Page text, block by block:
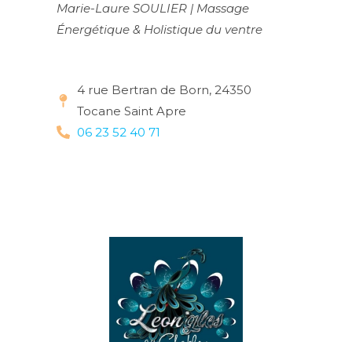
Marie-Laure SOULIER | Massage
Énergétique & Holistique du ventre
4 rue Bertran de Born, 24350
Tocane Saint Apre
06 23 52 40 71